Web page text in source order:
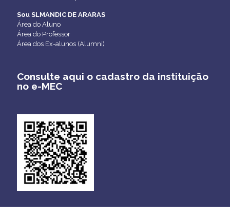
Sou SLMANDIC DE ARARAS
Área do Aluno
Área do Professor
Área dos Ex-alunos (Alumni)
Consulte aqui o cadastro da instituição
no e-MEC